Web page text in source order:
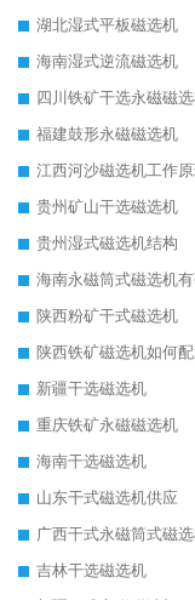
湖北湿式平板磁选机
海南湿式逆流磁选机
四川铁矿干选永磁磁
福建鼓形永磁磁选机
江西河沙磁选机工作
贵州矿山干选磁选机
贵州湿式磁选机结构
陕西粉矿干式磁选机
陕西铁矿磁选机如何
新疆干选磁选机
重庆铁矿永磁磁选机
海南干选磁选机
山东干式磁选机供应
广西干式永磁筒式磁
吉林干选磁选机